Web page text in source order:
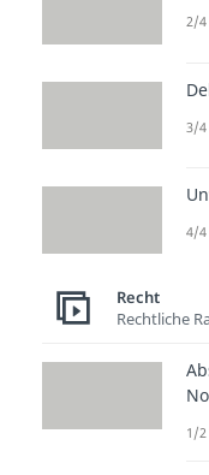
du
2/4
3/4
4/4
Recht
Rechtliche
1/2